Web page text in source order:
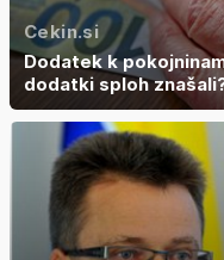
Cekin.si
Dodatek k
dodatki sploh